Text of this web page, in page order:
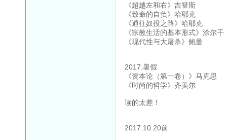
《超越左和右》吉登斯
《致命的自负》哈耶克
《通往奴役之路》哈耶克
《宗教生活的基本形式》涂尔干
《现代性与大屠杀》鲍曼
2017.暑假
《资本论（第一卷）》马克思
《时尚的哲学》齐美尔
读的太差！
2017.10.20前